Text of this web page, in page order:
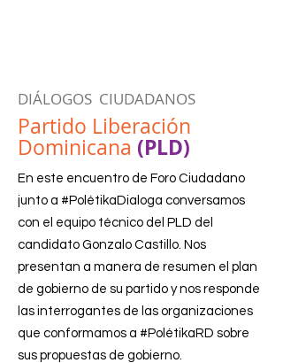
DIÁLOGOS CIUDADANOS
Partido Liberación
Dominicana (PLD)
En este encuentro de Foro Ciudadano
junto a #PolétikaDialoga conversamos
con el equipo técnico del PLD del
candidato Gonzalo Castillo. Nos
presentan a manera de resumen el plan
de gobierno de su partido y nos responde
las interrogantes de las organizaciones
que conformamos a #PolétikaRD sobre
sus propuestas de gobierno.